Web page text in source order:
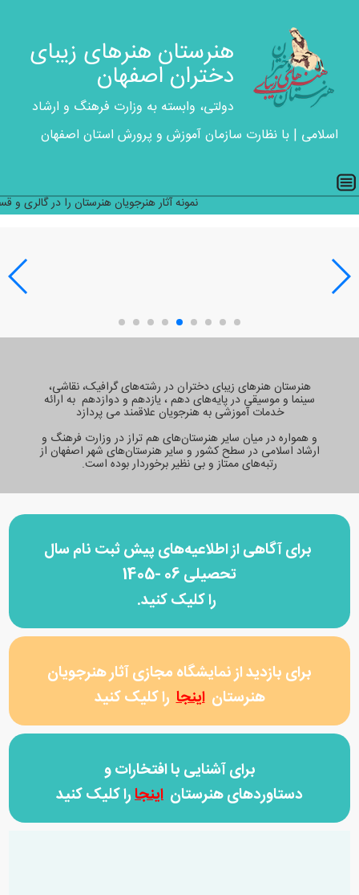
هنرستان هنرهای زیبای
دختران اصفهان
دولتی، وابسته به وزارت فرهنگ و ارشاد
اسلامی | با نظارت سازمان آموزش و پرورش استان اصفهان
نمونه آثار هنرجویان هنرستان را در گالری و
هنرستان هنرهای زیبای دختران در رشته‌های گرافیک، نقاشی،
سینما و موسیقی در پایه‌های دهم ، یازدهم و دوازدهم به ارائه
خدمات آموزشی به هنرجویان علاقمند می پردازد
و همواره در میان سایر هنرستان‌های هم‌ تراز در وزارت فرهنگ و
ارشاد اسلامی در سطح کشور و سایر هنرستان‌های شهر اصفهان از
رتبه‌های ممتاز و بی نظیر برخوردار بوده است.
برای آگاهی از اطلاعیه‌های پیش ثبت نام سال
تحصیلی 06 -1405
را کلیک کنید.
برای بازدید از نمایشگاه مجازی آثار هنرجویان
هنرستان اینجا راکلیک کنید
برای آشنایی با افتخارات و
دستاوردهای هنرستان اینجارا کلیک کنید